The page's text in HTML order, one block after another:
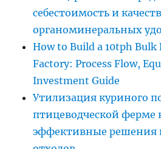
себестоимость и
органоминеральных
How to Build a 10tph
Factory: Process Flow,
Investment Guide
Утилизация куриного
птицеводческой ферме
эффективные решения